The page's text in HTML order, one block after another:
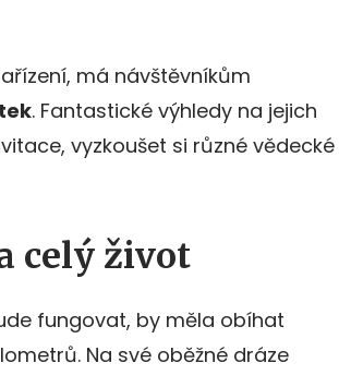
má návštěvníkům
. Fantastické výhledy na jejich
vyzkoušet si různé vědecké
celý život
fungovat, by měla obíhat
Na své oběžné dráze